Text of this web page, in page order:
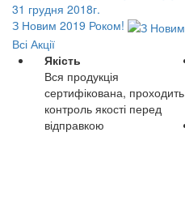
31 грудня 2018г.
З Новим 2019 Роком!
Всі Акції
Якість
Вся продукція
сертифікована, проходить
контроль якості перед
відправкою